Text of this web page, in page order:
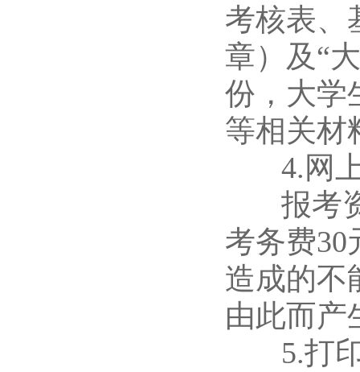
考核表、
章）及“
份，大学
等相关材
4.网上
报考资
考务费30
造成的不
由此而产
5.打印